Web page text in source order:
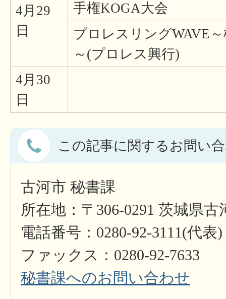
4月29
日
手権KOGA大会
プロレスリングWAVE
～(プロレス興行)
4月30
日
この記事に関するお問い
古河市 秘書課
所在地：〒306-0291 茨城県
電話番号：0280-92-3111(代表)
ファックス：0280-92-7633
秘書課へのお問い合わせ